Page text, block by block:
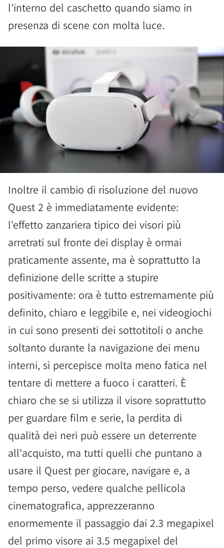
l'interno del caschetto quando siamo in
presenza di scene con molta luce.
Inoltre il cambio di risoluzione del nuovo
Quest 2 è immediatamente evidente:
l'effetto zanzariera tipico dei visori più
arretrati sul fronte dei display è ormai
praticamente assente, ma è soprattutto la
definizione delle scritte a stupire
positivamente: ora è tutto estremamente più
definito, chiaro e leggibile e, nei videogiochi
in cui sono presenti dei sottotitoli o anche
soltanto durante la navigazione dei menu
interni, si percepisce molta meno fatica nel
tentare di mettere a fuoco i caratteri. È
chiaro che se si utilizza il visore soprattutto
per guardare film e serie, la perdita di
qualità dei neri può essere un deterrente
all'acquisto, ma tutti quelli che puntano a
usare il Quest per giocare, navigare e, a
tempo perso, vedere qualche pellicola
cinematografica, apprezzeranno
enormemente il passaggio dai 2.3 megapixel
del primo visore ai 3.5 megapixel del